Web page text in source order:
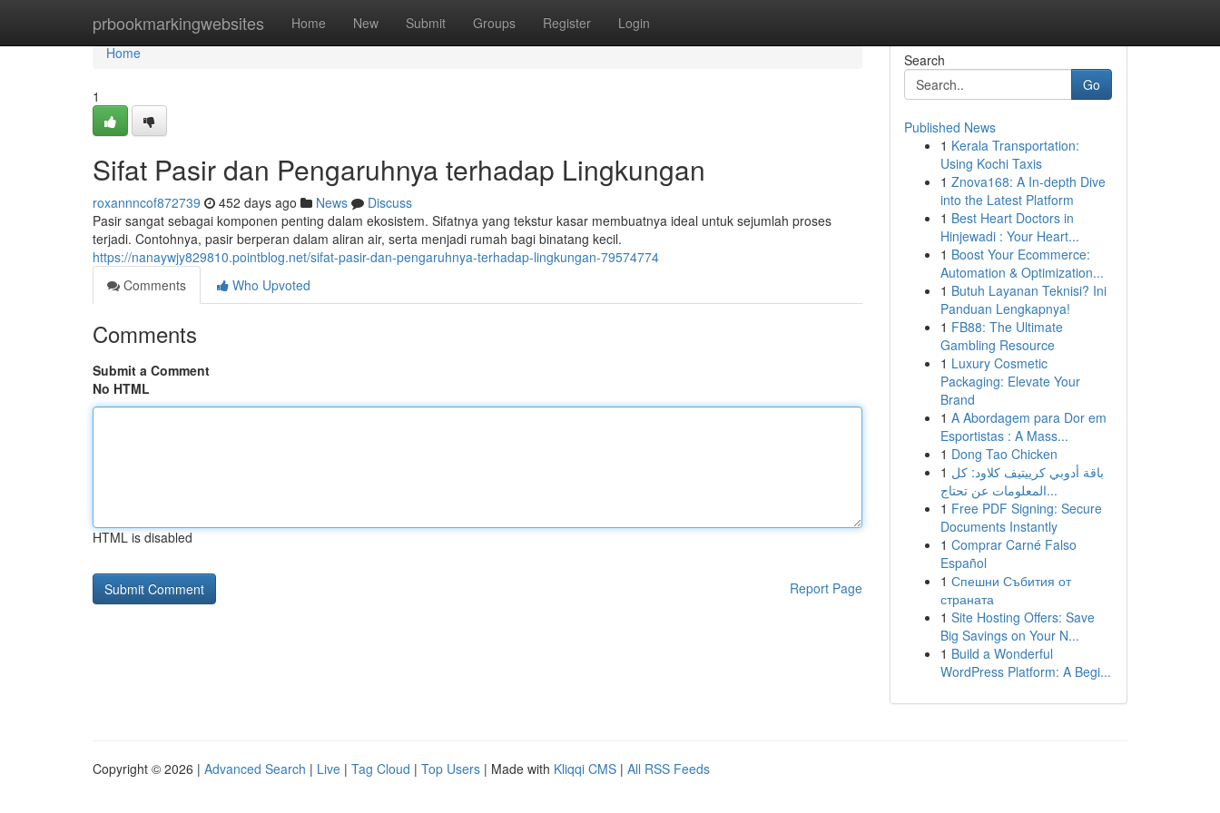
prbookmarkingwebsites Home New Submit Groups Register Login
Home
Home
1
Sifat Pasir dan Pengaruhnya terhadap Lingkungan
roxannncof872739 452 days ago News
Discuss
Pasir sangat sebagai komponen penting dalam ekosistem. Sifatnya yang tekstur kasar membuatnya ideal untuk sejumlah proses
terjadi. Contohnya, pasir berperan dalam aliran air, serta menjadi rumah bagi binatang kecil.
https://nanaywjy829810.pointblog.net/sifat-pasir-dan-pengaruhnya-terhadap-lingkungan-79574774
Comments
Who Upvoted
Comments
Submit a Comment
No HTML
HTML is disabled
Report Page
Search
Go
Published News
1 Kerala Transportation:
Using Kochi Taxis
1 Znova168: A In-depth Dive
into the Latest Platform
1 Best Heart Doctors in
Hinjewadi : Your Heart...
1 Boost Your Ecommerce:
Automation & Optimization...
1 Butuh Layanan Teknisi? Ini
Panduan Lengkapnya!
1 FB88: The Ultimate
Gambling Resource
1 Luxury Cosmetic
Packaging: Elevate Your
Brand
1 A Abordagem para Dor em
Esportistas : A Mass...
1 Dong Tao Chicken
1 باقة أدوبي كرييتيف كلاود: كل
المعلومات عن تحتاج...
1 Free PDF Signing: Secure
Documents Instantly
1 Comprar Carné Falso
Español
1 Спешни Събития от
страната
1 Site Hosting Offers: Save
Big Savings on Your N...
1 Build a Wonderful
WordPress Platform: A Begi...
Copyright © 2026 | Advanced Search | Live | Tag Cloud | Top Users | Made with Kliqqi CMS | All RSS Feeds